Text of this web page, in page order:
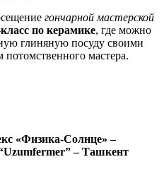
гончарной мастерской
по керамике, где можно
глиняную посуду своими
мастера.
«Физика-Солнце» –
– Ташкент